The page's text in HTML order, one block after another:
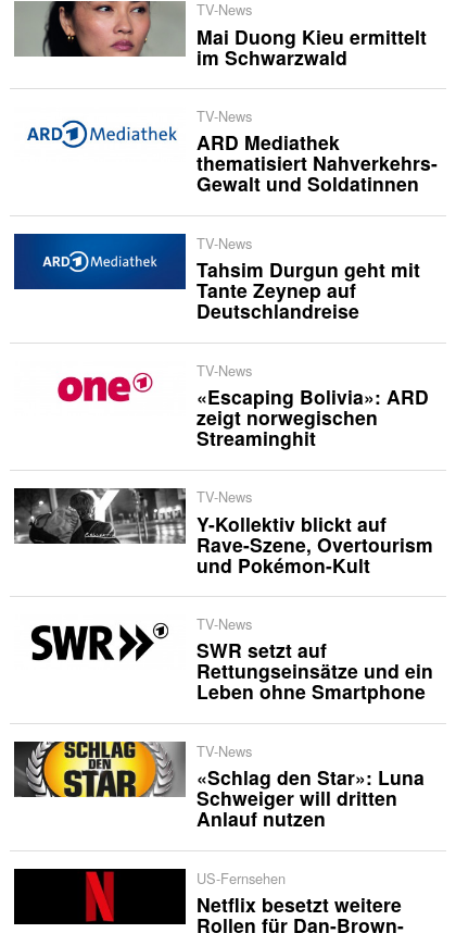
TV-News
Mai Duong Kieu ermittelt
im Schwarzwald
TV-News
ARD Mediathek
thematisiert Nahverkehrs-
Gewalt und Soldatinnen
TV-News
Tahsim Durgun geht mit
Tante Zeynep auf
Deutschlandreise
TV-News
«Escaping Bolivia»: ARD
zeigt norwegischen
Streaminghit
TV-News
Y-Kollektiv blickt auf
Rave-Szene, Overtourism
und Pokémon-Kult
TV-News
SWR setzt auf
Rettungseinsätze und ein
Leben ohne Smartphone
TV-News
«Schlag den Star»: Luna
Schweiger will dritten
Anlauf nutzen
US-Fernsehen
Netflix besetzt weitere
Rollen für Dan-Brown-